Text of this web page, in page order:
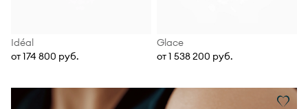
Idéal
от 174 800 руб.
Glace
от 1 538 200 руб.